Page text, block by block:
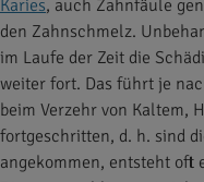
Karies, auch Zahnfäule
den Zahnschmelz.
im Laufe der Zeit die
weiter fort. Das führt je
beim Verzehr von Kaltem,
fortgeschritten, d. h. sind
angekommen, entsteht oft